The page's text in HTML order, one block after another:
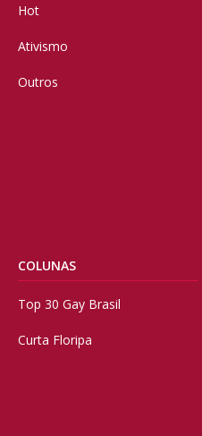
Hot
Ativismo
Outros
COLUNAS
Top 30 Gay Brasil
Curta Floripa